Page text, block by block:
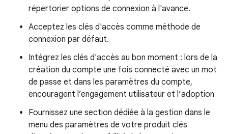
répertorier options de connexion à l'avance.
Acceptez les clés d'accès comme méthode de
connexion par défaut.
Intégrez les clés d'accès au bon moment : lors de la
création du compte une fois connecté avec un mot
de passe et dans les paramètres du compte,
encouragent l’engagement utilisateur et l’adoption
Fournissez une section dédiée à la gestion dans le
menu des paramètres de votre produit clés